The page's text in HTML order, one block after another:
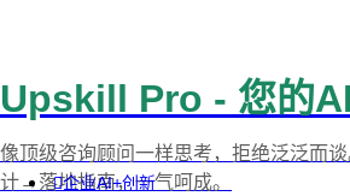
企业AI+创新
Upskill Pro - 您的
像顶级咨询顾问一样思考，拒绝泛泛而
计→落地指南，一气呵成。